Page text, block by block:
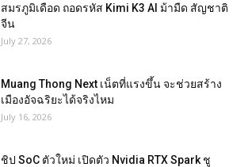
สมรภูมิเดือด ถอดรหัส Kimi K3 AI ม้ามืด สัญชาติ
จีน
July 27, 2026
Muang Thong Next เน็ตที่แรงขึ้น จะช่วยสร้าง
เมืองอัจฉริยะได้จริงไหม
July 16, 2026
ชิป SoC ตัวใหม่ เปิดตัว Nvidia RTX Spark ชู